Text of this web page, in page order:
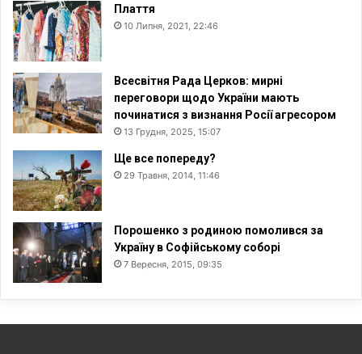
Плаття
10 Липня, 2021, 22:46
Всесвітня Рада Церков: мирні
переговори щодо України мають
починатися з визнання Росії агресором
13 Грудня, 2025, 15:07
Ще все попереду?
29 Травня, 2014, 11:46
Порошенко з родиною помолився за
Україну в Софійському соборі
7 Вересня, 2015, 09:35